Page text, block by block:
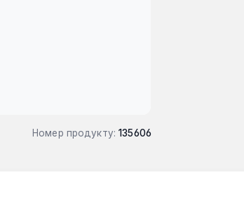
Номер продукту: 135606